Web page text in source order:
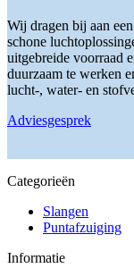
Wij dragen bij aan
schone
uitgebreide voorraad
duurzaam te werken
lucht-, water- en
Adviesgesprek
Categorieën
Slangen
Puntafzuiging
Informatie